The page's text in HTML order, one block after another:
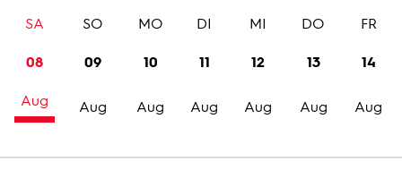
Trailer
Bilder
08
Aug
SA
09
Aug
SO
10
Aug
MO
11
Aug
DI
12
Aug
MI
13
Aug
DO
14
Aug
FR